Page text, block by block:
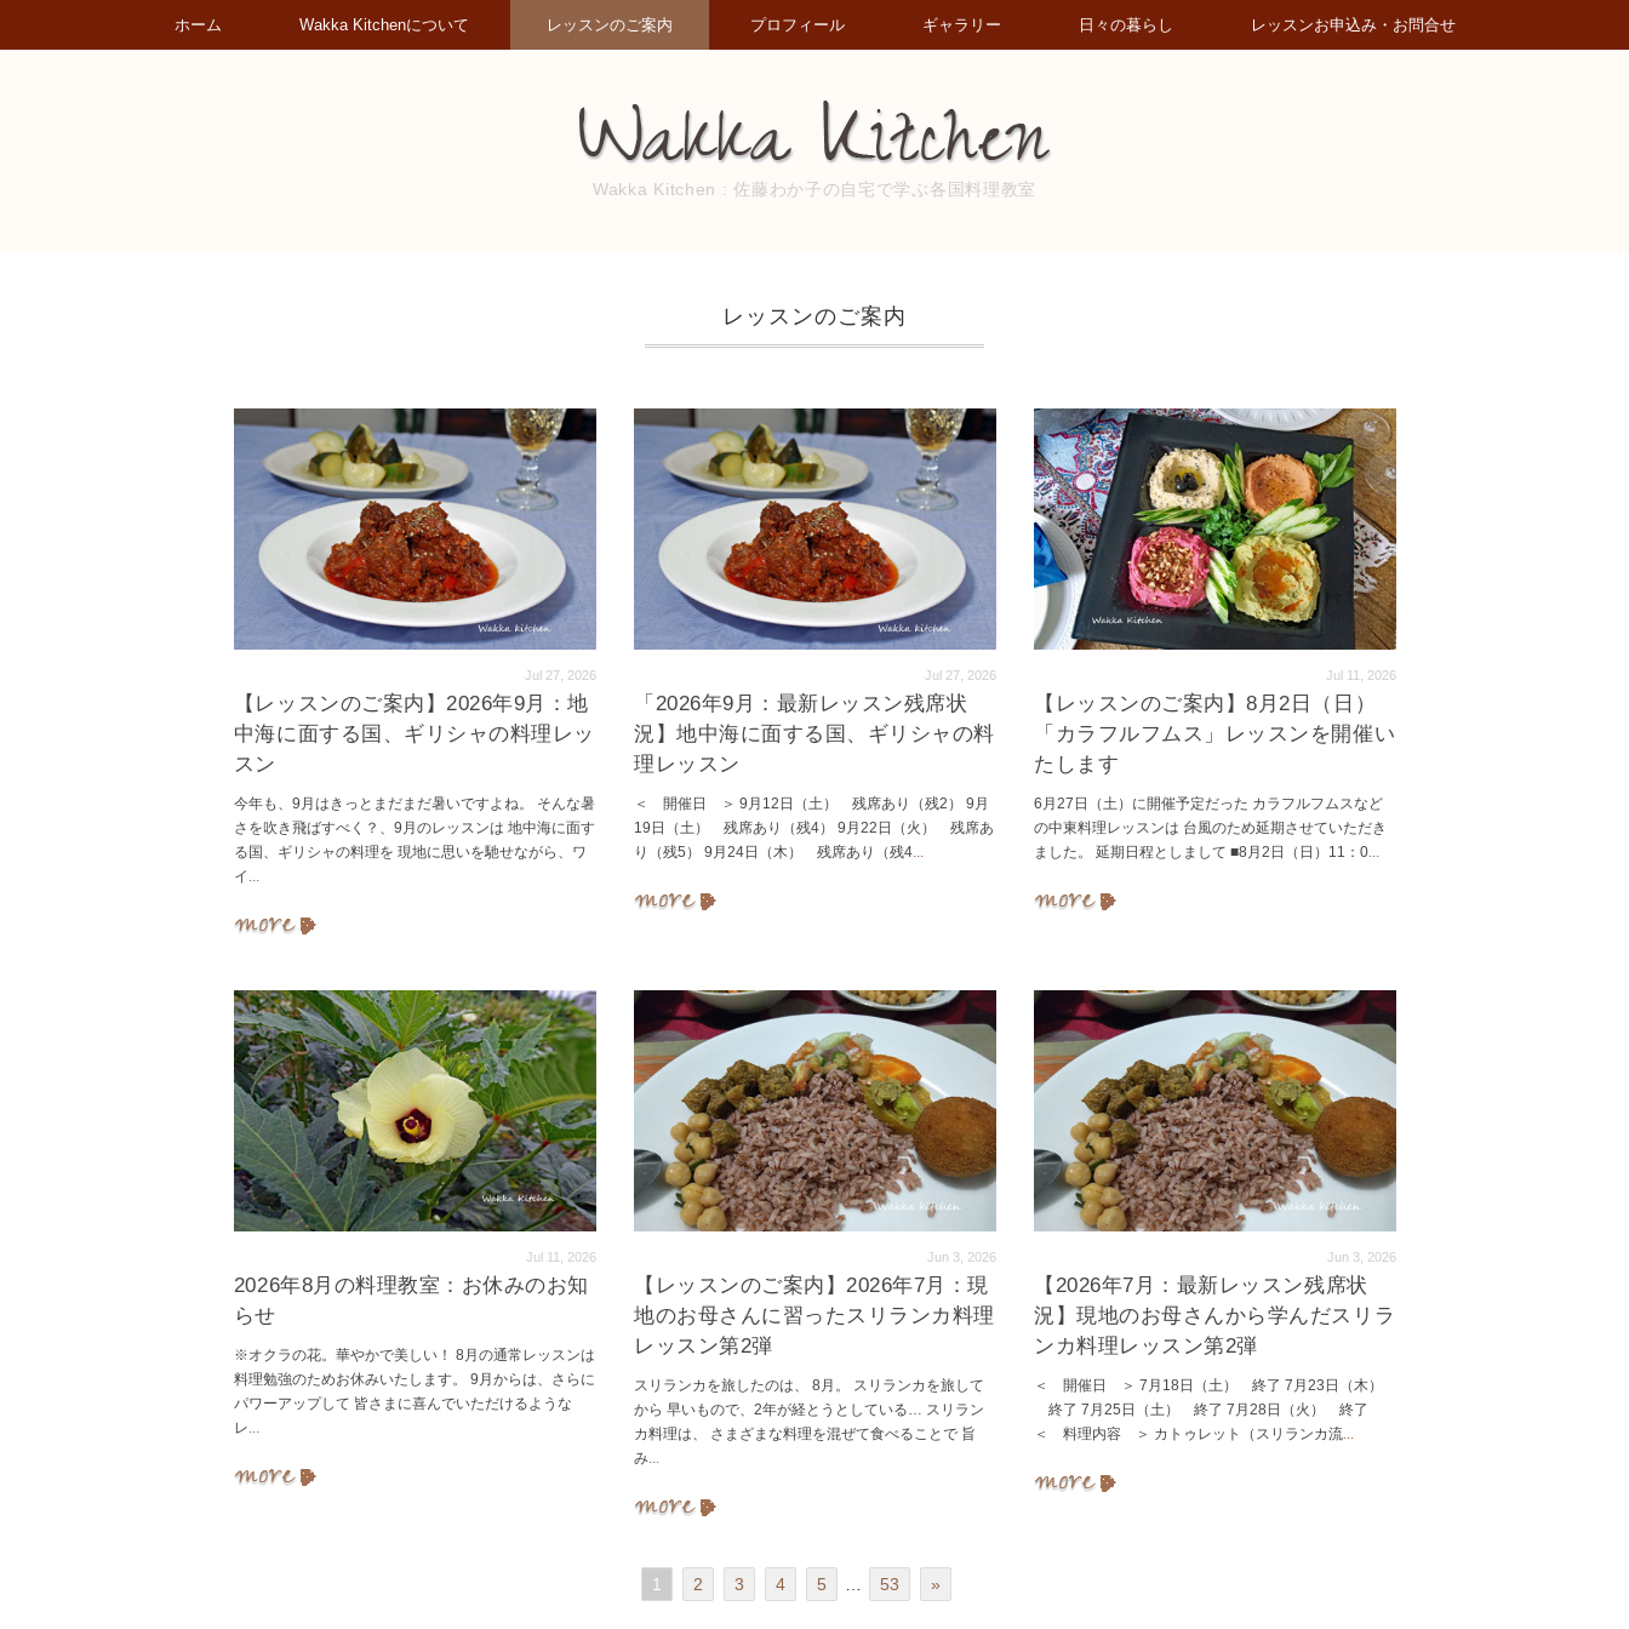
ホーム Wakka Kitchenについて レッスンのご案内 プロフィール ギャラリー 日々の暮らし レッスンお申込み・お問合せ
Wakka Kitchen : 佐藤わか子の自宅で学ぶ各国料理教室
レッスンのご案内
Jul 27, 2026
【レッスンのご案内】2026年9月：地
中海に面する国、ギリシャの料理レッ
スン
今年も、9月はきっとまだまだ暑いですよね。 そんな暑
さを吹き飛ばすべく？、9月のレッスンは 地中海に面す
る国、ギリシャの料理を 現地に思いを馳せながら、ワ
イ ...
Jul 27, 2026
「2026年9月：最新レッスン残席状
況】地中海に面する国、ギリシャの料
理レッスン
＜ 開催日 ＞ 9月12日（土） 残席あり（残2） 9月
19日（土） 残席あり（残4） 9月22日（火） 残席あ
り（残5） 9月24日（木） 残席あり（残4...
Jul 11, 2026
【レッスンのご案内】8月2日（日）
「カラフルフムス」レッスンを開催い
たします
6月27日（土）に開催予定だった カラフルフムスなど
の中東料理レッスンは 台風のため延期させていただき
ました。 延期日程としまして ■8月2日（日）11：0...
Jul 11, 2026
2026年8月の料理教室：お休みのお知
らせ
※オクラの花。華やかで美しい！ 8月の通常レッスンは
料理勉強のためお休みいたします。 9月からは、さらに
パワーアップして 皆さまに喜んでいただけるような
レ...
Jun 3, 2026
【レッスンのご案内】2026年7月：現
地のお母さんに習ったスリランカ料理
レッスン第2弾
スリランカを旅したのは、 8月。 スリランカを旅して
から 早いもので、2年が経とうとしている… スリラン
カ料理は、 さまざまな料理を混ぜて食べることで 旨
み...
Jun 3, 2026
【2026年7月：最新レッスン残席状
況】現地のお母さんから学んだスリラ
ンカ料理レッスン第2弾
＜ 開催日 ＞ 7月18日（土） 終了 7月23日（木）
終了 7月25日（土） 終了 7月28日（火） 終了
＜ 料理内容 ＞ カトゥレット（スリランカ流...
1 2 3 4 5 53 »